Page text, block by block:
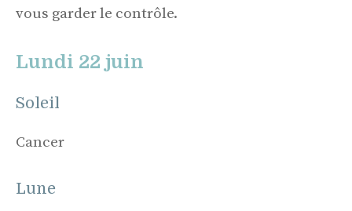
vous garder le contrôle.
Lundi 22 juin
Soleil
Cancer
Lune